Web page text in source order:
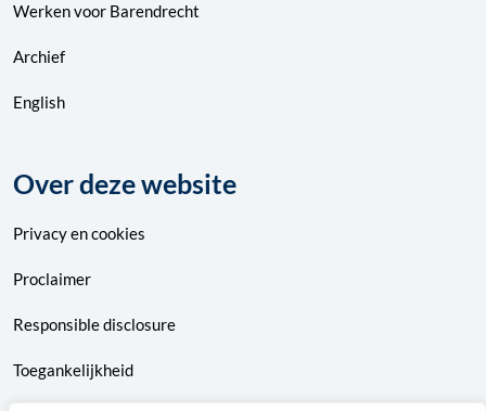
Werken voor Barendrecht
Archief
English
Over deze website
Privacyencookies
Proclaimer
Responsible disclosure
Toegankelijkheid